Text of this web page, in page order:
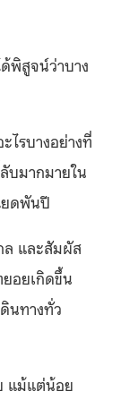
พิสูจน์ว่าบาง
รบางอย่างที่
บมากมายใน
ยดพันปี
ล และสัมผัส
อยเกิดขึ้น
นทางทั่ว
แม้แต่น้อย